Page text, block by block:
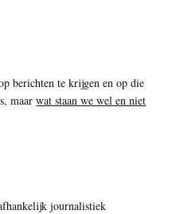
berichten te krijgen en op die
maarwat staan we wel en niet
journalistiek